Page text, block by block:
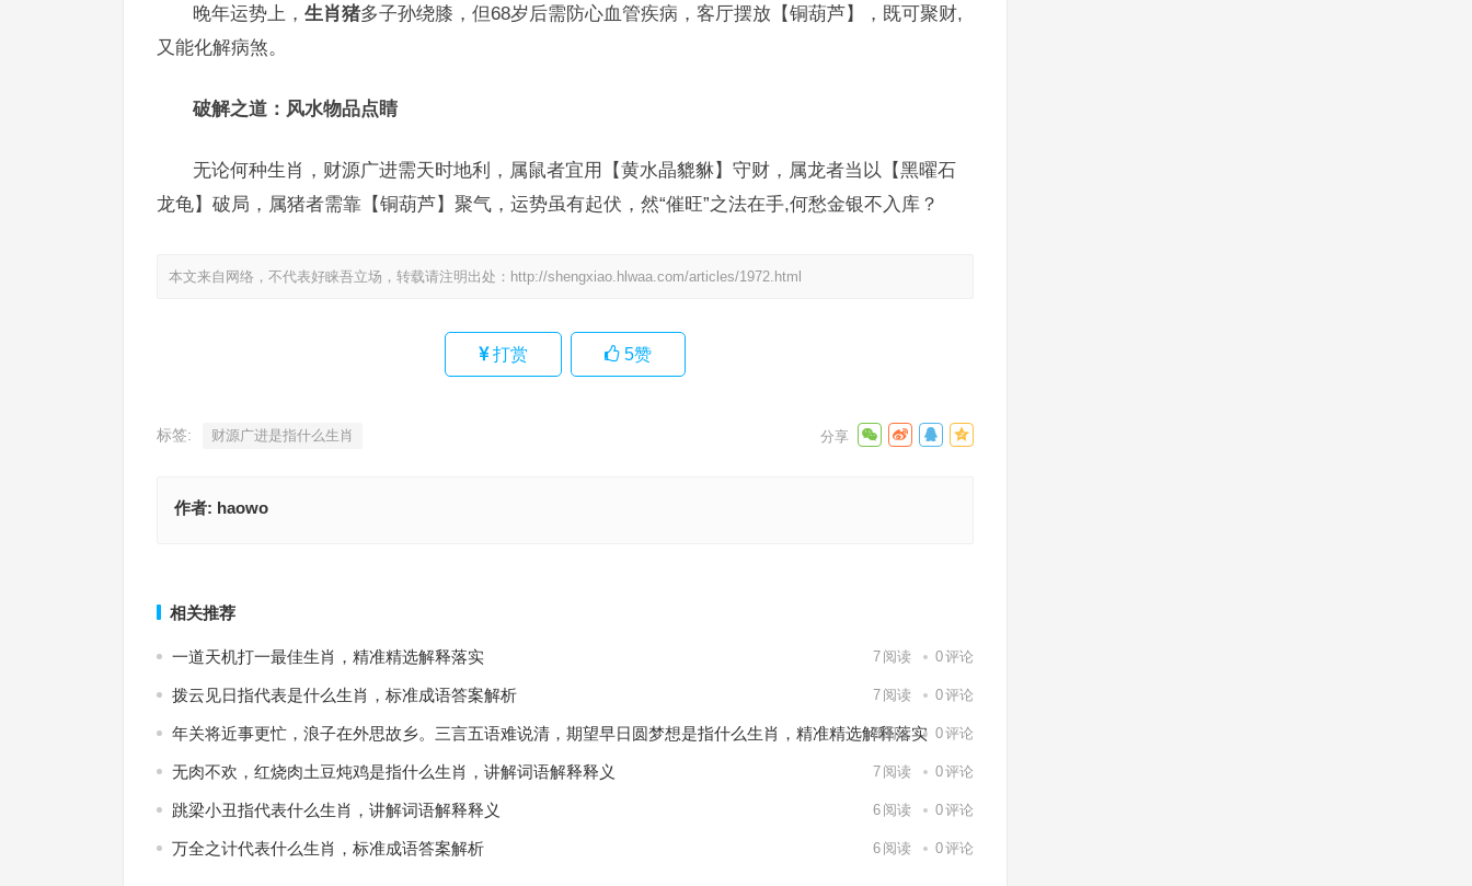
晚年运势上， 生肖猪多子孙绕膝，但68岁后需防心血管疾病，客厅摆放【铜葫芦】，既可聚财,
又能化解病煞。
破解之道：风水物品点睛
无论何种生肖，财源广进需天时地利，属鼠者宜用【黄水晶貔貅】守财，属龙者当以【黑曜石
龙龟】破局，属猪者需靠【铜葫芦】聚气，运势虽有起伏，然“催旺”之法在手,何愁金银不入库？
本文来自网络，不代表好睐吾立场，转载请注明出处： http://shengxiao.hlwaa.com/articles/1972.html
打赏 5赞
标签: 财源广进是指什么生肖
作者: haowo
相关推荐
一道天机打一最佳生肖，精准精选解释落实 7 阅读 0评论
拨云见日指代表是什么生肖，标准成语答案解析 7 阅读 0评论
年关将近事更忙，浪子在外思故乡。三言五语难说清，期望早日圆梦想是指什么生肖，精准精选解释落实
8阅读 0评论
无肉不欢，红烧肉土豆炖鸡是指什么生肖，讲解词语解释释义 7 阅读 0评论
跳梁小丑指代表什么生肖，讲解词语解释释义 6 阅读 0评论
万全之计代表什么生肖，标准成语答案解析 6 阅读 0评论